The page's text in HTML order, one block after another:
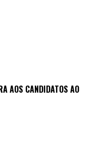
AOS CANDIDATOS AO